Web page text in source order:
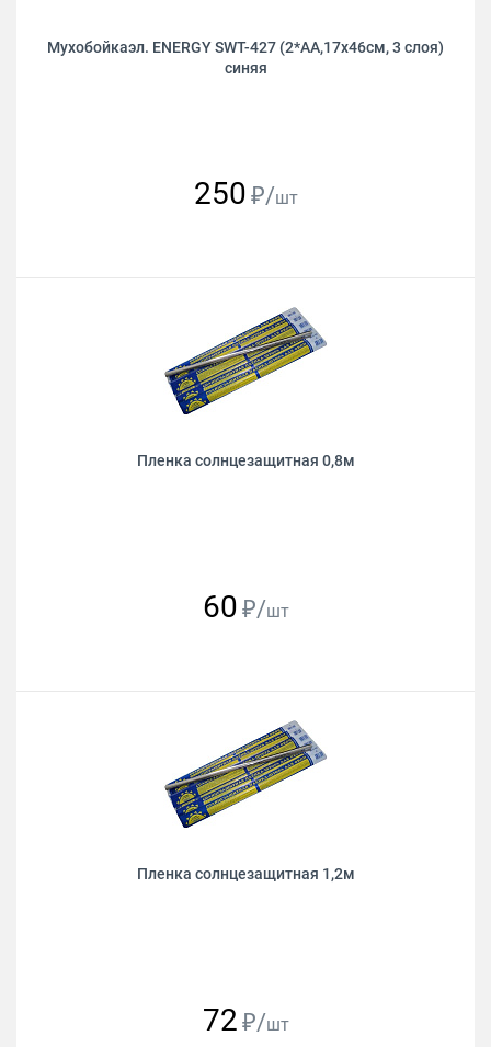
Мухобойкаэл. ENERGY SWT-427 (2*АА,17х46см, 3 слоя)
синяя
250 ₽/шт
Пленка солнцезащитная 0,8м
60 ₽/шт
Пленка солнцезащитная 1,2м
72 ₽/шт